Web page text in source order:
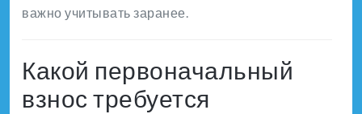
важно учитывать заранее.
Какой первоначальный
взнос требуется